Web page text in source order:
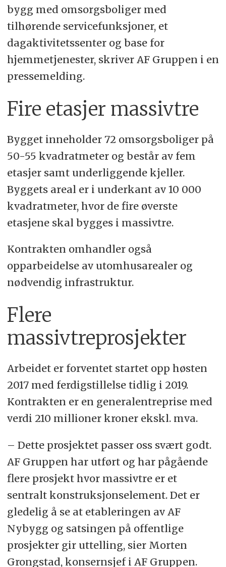
bygg med omsorgsboliger med
tilhørende servicefunksjoner, et
dagaktivitetssenter og base for
hjemmetjenester, skriver AF Gruppen i en
pressemelding.
Fire etasjer massivtre
Bygget inneholder 72 omsorgsboliger på
50-55 kvadratmeter og består av fem
etasjer samt underliggende kjeller.
Byggets areal er i underkant av 10 000
kvadratmeter, hvor de fire øverste
etasjene skal bygges i massivtre.
Kontrakten omhandler også
opparbeidelse av utomhusarealer og
nødvendig infrastruktur.
Flere
massivtreprosjekter
Arbeidet er forventet startet opp høsten
2017 med ferdigstillelse tidlig i 2019.
Kontrakten er en generalentreprise med
verdi 210 millioner kroner ekskl. mva.
– Dette prosjektet passer oss svært godt.
AF Gruppen har utført og har pågående
flere prosjekt hvor massivtre er et
sentralt konstruksjonselement. Det er
gledelig å se at etableringen av AF
Nybygg og satsingen på offentlige
prosjekter gir uttelling, sier Morten
Grongstad, konsernsjef i AF Gruppen.